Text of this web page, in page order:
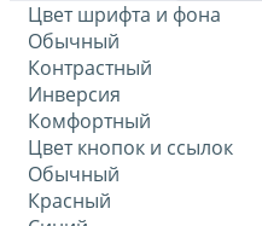
Цвет шрифта и фона
Обычный
Контрастный
Инверсия
Комфортный
Цвет кнопок и ссылок
Обычный
Красный